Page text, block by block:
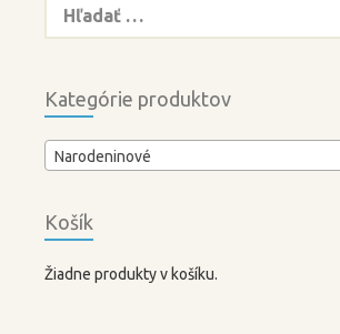
Kategórie produktov
Narodeninové
Košík
Žiadne produkty v košíku.